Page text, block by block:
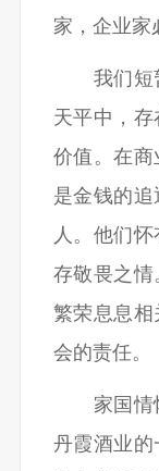
家，企业家
我们短暂
天平中，
价值。在商
是金钱的
人。他们
存敬畏之
繁荣息息
会的责任。
家国情怀
丹霞酒业的